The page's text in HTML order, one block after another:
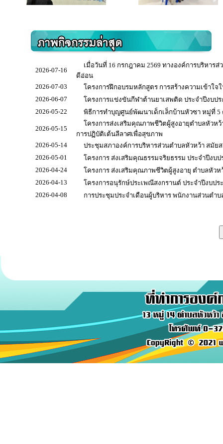
2026-07-16
เมื่อวันที่ 16 กรกฎาคม 2569 ทางองค์การบริหาร
ดีอ่อน
2026-07-03
โครงการฝึกอบรมหลักสูตร การสร้างความเข้าใ
2026-06-07
โครงการแข่งขันกีฬาต้านยาเสพติด ประจำปีงบป
2026-05-22
พิธีการทำบุญศูนย์พัฒนาเด็กเล็กบ้านหัวซา หมู่ที่ 5
2026-05-15
โครงการส่งเสริมคุณภาพชีวิตผู้สูงอายุตำบลหัวห
การปฏิบัติเต้นลีลาศเพื่อสุขภาพ
2026-05-14
ประชุมสภาองค์การบริหารส่วนตำบลหัวหว้า สมัย
2026-05-01
โครงการ ส่งเสริมคุณธรรมจริยธรรม ประจำปีงบ
2026-04-24
โครงการ ส่งเสริมคุณภาพชีวิตผู้สูงอายุ ตำบลหัวห
2026-04-13
โครงการอนุรักษ์ประเพณีสงกรานต์ ประจำปีงบปร
2026-04-08
การประชุมประจำเดือนผู้บริหาร พนักงานส่วนตำ